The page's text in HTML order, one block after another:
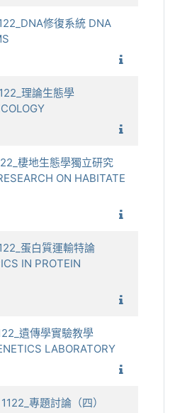
修復系統 DNA
理論生態學
棲地生態學獨立研究
ON HABITATE
蛋白質運輸特論
IN PROTEIN
遺傳學實驗教學
LABORATORY
專題討論（四）